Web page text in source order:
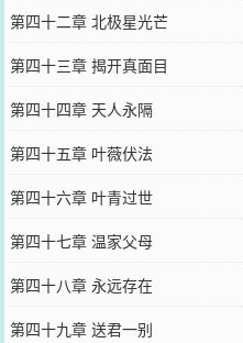
第四十二章 北极星光芒
第四十三章 揭开真面目
第四十四章 天人永隔
第四十五章 叶薇伏法
第四十六章 叶青过世
第四十七章 温家父母
第四十八章 永远存在
第四十九章 送君一别